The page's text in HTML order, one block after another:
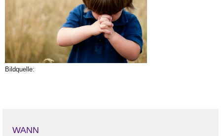
Bildquelle:
WANN